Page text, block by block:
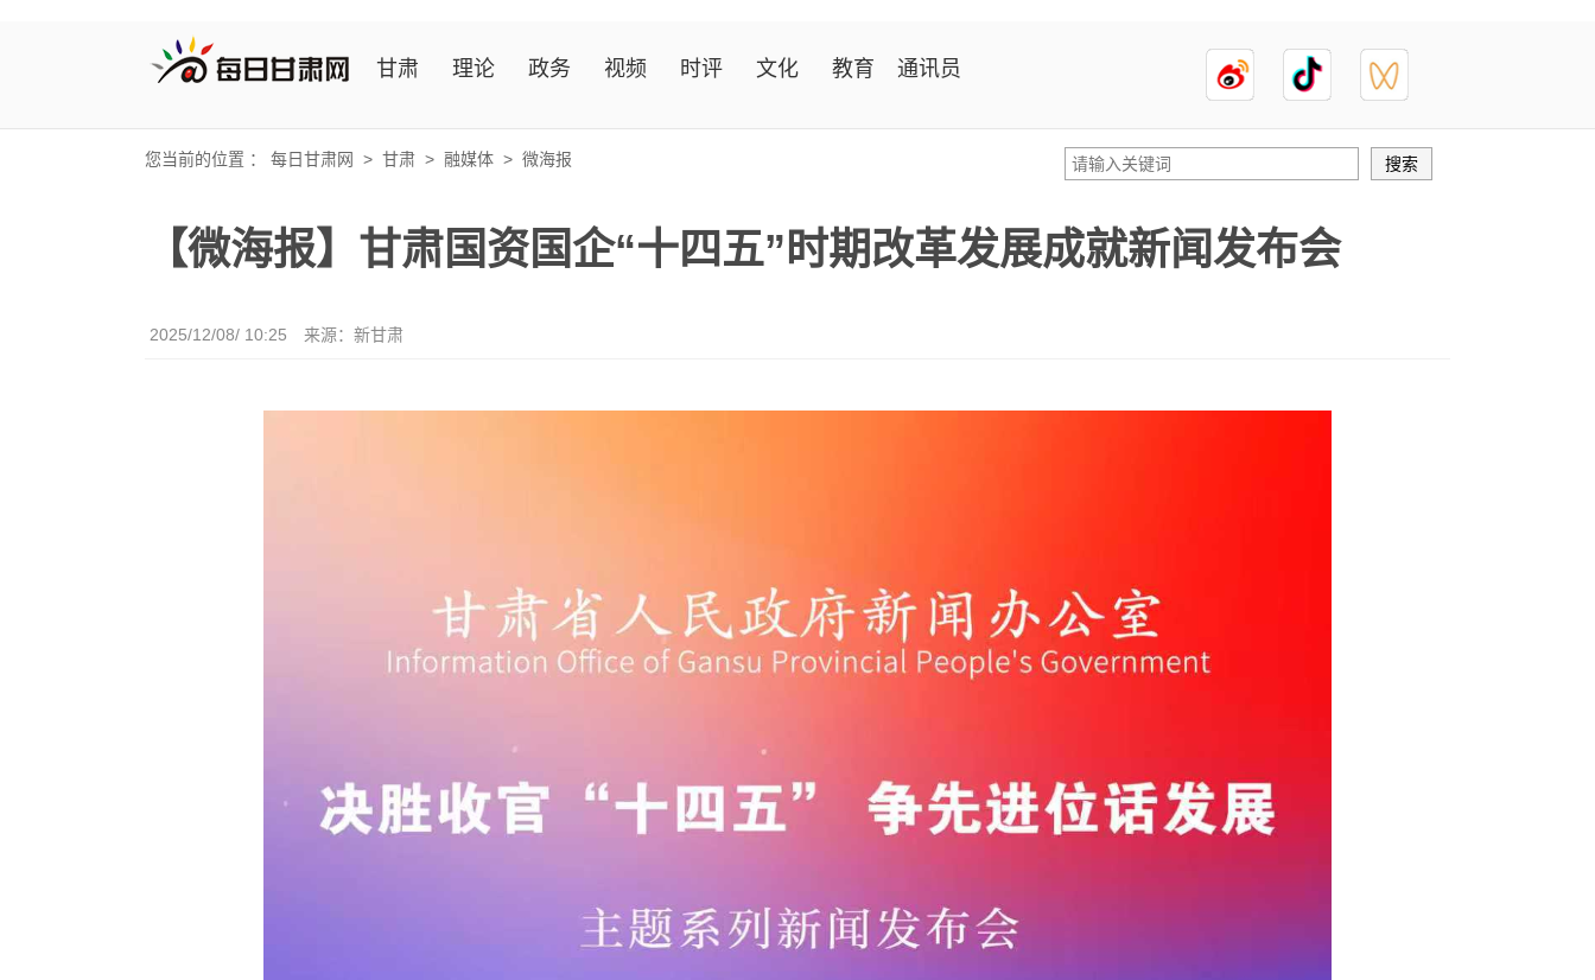
甘肃 理论 政务 视频 时评 文化 教育 通讯员
您当前的位置 ： 每日甘肃网 > 甘肃 > 融媒体 > 微海报
【微海报】甘肃国资国企“十四五”时期改革发展成就新闻发布会
2025/12/08/ 10:25 来源：新甘肃